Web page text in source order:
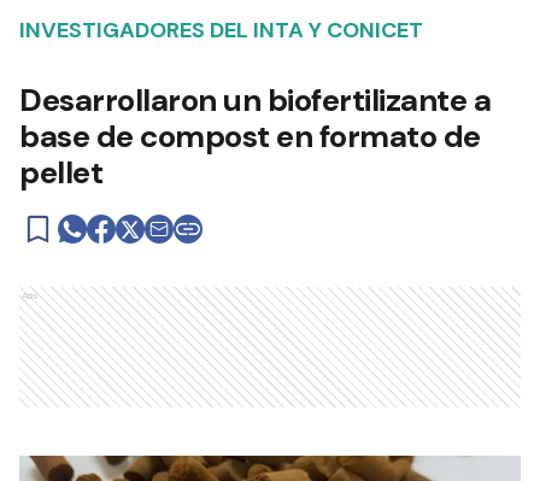
INVESTIGADORES DEL INTA Y CONICET
Desarrollaron un biofertilizante a
base de compost en formato de
pellet
Ads